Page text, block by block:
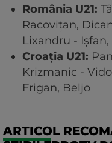
România U21:
Racovițan,
Lixandru -
Croația U21:
Krizmanic -
Frigan, Beljo
ARTICOL